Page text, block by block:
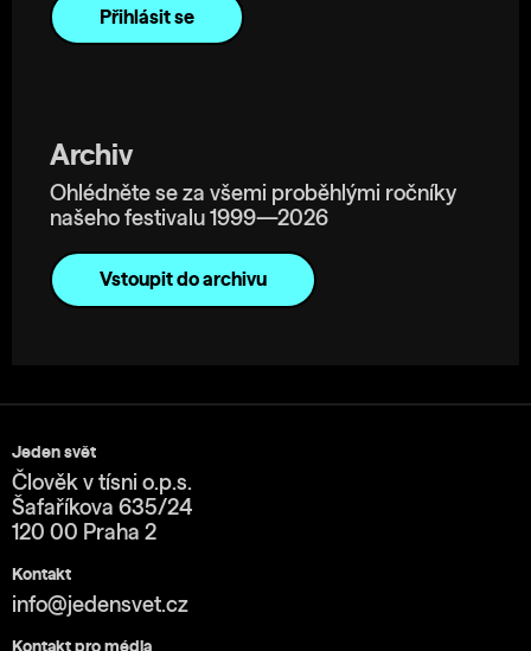
Archiv
Ohlédněte se za všemi proběhlými ročníky
našeho festivalu 1999—2026
Vstoupit do archivu
Jeden svět
Člověk v tísni o.p.s.
Šafaříkova 635/24
120 00 Praha 2
Kontakt
info@jedensvet.cz
Kontakt pro média